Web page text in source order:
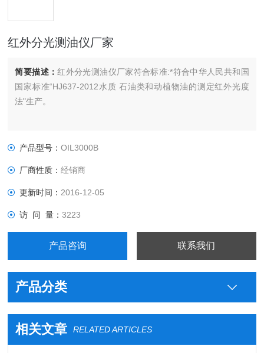
红外分光测油仪厂家
简要描述：红外分光测油仪厂家符合标准:*符合中华人民共和国
国家标准“HJ637-2012水质 石油类和动植物油的测定红外光度
法"生产。
产品型号：OIL3000B
厂商性质：经销商
更新时间： 2016-12-05
访 问 量：3223
产品咨询 联系我们
产品分类
相关文章 RELATED ARTICLES